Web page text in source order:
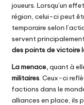
joueurs. Lorsqu’un
région, celui-ci peut
temporaire selon
servent
des points de victoire
La menace,quant à
militaires. Ceux-ci
factions dans le
alliances en place, ils